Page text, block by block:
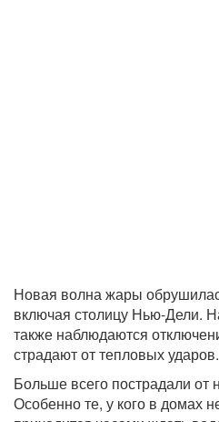
Новая волна жары
включая столицу Нью-Дели.
также наблюдаются
страдают от тепловых ударов.
Больше всего пострадали от
Особенно те, у кого в домах